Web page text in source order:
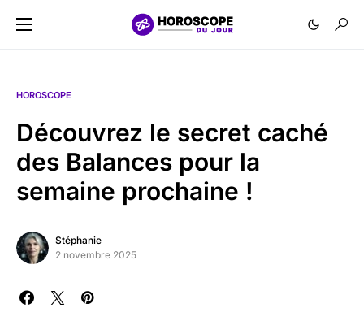
HOROSCOPE
Découvrez le secret caché
des Balances pour la
semaine prochaine !
Stéphanie
2 novembre 2025